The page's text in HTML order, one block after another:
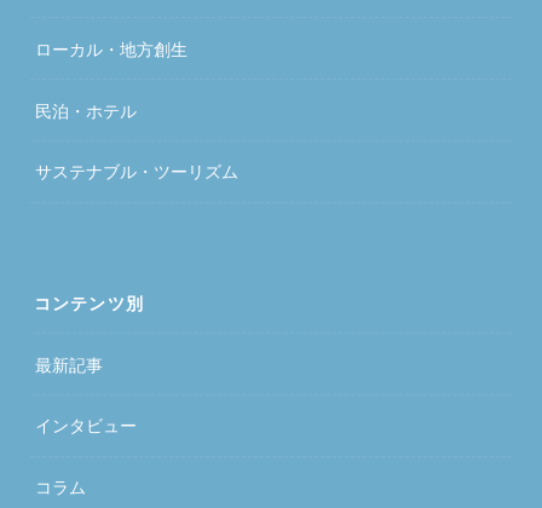
ローカル・地方創生
民泊・ホテル
サステナブル・ツーリズム
コンテンツ別
最新記事
インタビュー
コラム